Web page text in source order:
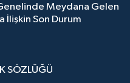
Meydana Gelen
İlişkin Son Durum
SÖZLÜĞÜ